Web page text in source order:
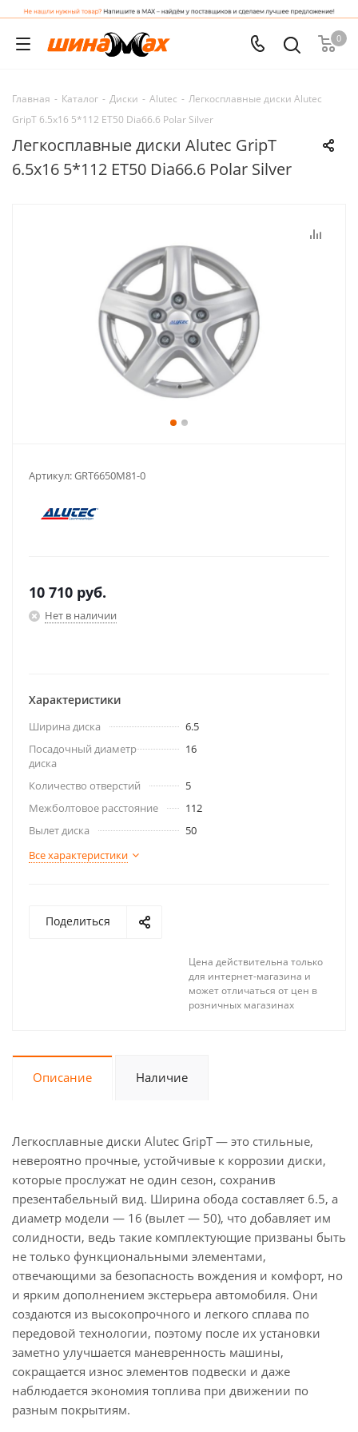
0
Главная - Каталог - Диски - Alutec - Легкосплавные диски Alutec
GripT 6.5x16 5*112 ET50 Dia66.6 Polar Silver
Легкосплавные диски Alutec GripT
6.5x16 5*112 ET50 Dia66.6 Polar Silver
Артикул:GRT6650M81-0
10 710 руб.
Нет в наличии
Характеристики
Ширина диска
6.5
Посадочный диаметр
диска
16
Количество отверстий
5
Межболтовое расстояние
112
Вылет диска
50
Все характеристики
Поделиться
Цена действительна только
для интернет-магазина и
может отличаться от цен в
розничных магазинах
Описание Наличие
Легкосплавные диски Alutec GripT — это стильные,
невероятно прочные, устойчивые к коррозии диски,
которые прослужат не один сезон, сохранив
презентабельный вид. Ширина обода составляет 6.5, а
диаметр модели — 16 (вылет — 50), что добавляет им
солидности, ведь такие комплектующие призваны быть
не только функциональными элементами,
отвечающими за безопасность вождения и комфорт, но
и ярким дополнением экстерьера автомобиля. Они
создаются из высокопрочного и легкого сплава по
передовой технологии, поэтому после их установки
заметно улучшается маневренность машины,
сокращается износ элементов подвески и даже
наблюдается экономия топлива при движении по
разным покрытиям.